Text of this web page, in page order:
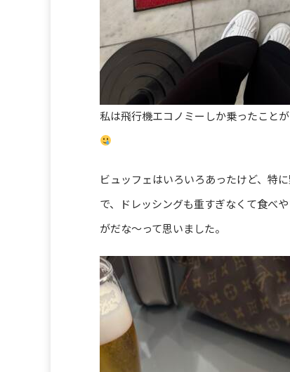
私は飛行機エコノミーしか乗ったこと
ビュッフェはいろいろあったけど、特
で、ドレッシングも重すぎなくて食べ
がだな〜って思いました。